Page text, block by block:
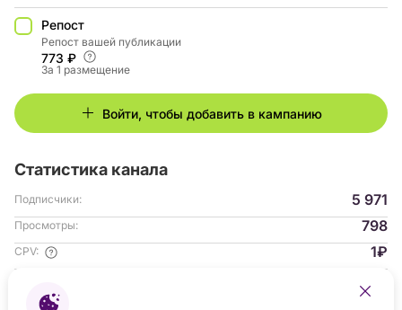
Репост
Репост вашей публикации
773 ₽
За 1 размещение
Войти, чтобы добавить в кампанию
Статистика канала
Подписчики: 5 971
Просмотры: 798
CPV: 1₽
Гендер аудитории: